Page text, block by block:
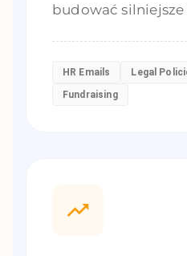
budować silniejsze
HR Emails Legal
Fundraising